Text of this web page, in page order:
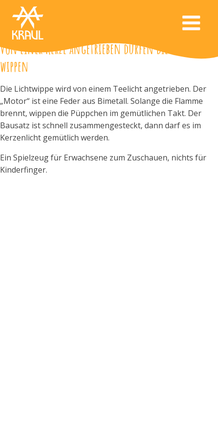
Von einer Kerze angetrieben dürfen die Püppchen
wippen
Die Lichtwippe wird von einem Teelicht angetrieben. Der
„Motor“ ist eine Feder aus Bimetall. Solange die Flamme
brennt, wippen die Püppchen im gemütlichen Takt. Der
Bausatz ist schnell zusammengesteckt, dann darf es im
Kerzenlicht gemütlich werden.
Ein Spielzeug für Erwachsene zum Zuschauen, nichts für
Kinderfinger.